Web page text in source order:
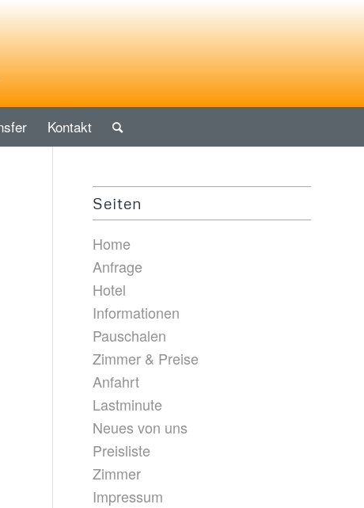
Kontakt
Seiten
Home
Anfrage
Hotel
Informationen
Pauschalen
Zimmer & Preise
Anfahrt
Lastminute
Neues von uns
Preisliste
Zimmer
Impressum